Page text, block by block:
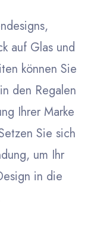
auf Glas und
können Sie
den Regalen
Ihrer Marke
Sie sich
um Ihr
in die